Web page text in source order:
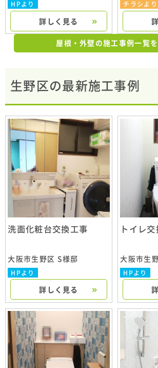
HPより
詳しく見る
チラシより
屋根・外壁の施工事例一覧
生野区の最新施工事例
洗面化粧台交換工事
大阪市生野区 S様邸
HPより
詳しく見る
トイレ
大阪市生
HPより